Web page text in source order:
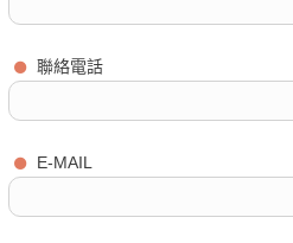
聯絡電話
E-MAIL